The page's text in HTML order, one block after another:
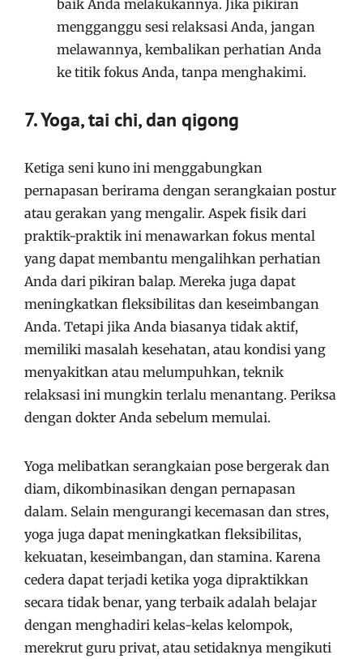
baik Anda melakukannya. Jika pikiran
mengganggu sesi relaksasi Anda, jangan
melawannya, kembalikan perhatian Anda
ke titik fokus Anda, tanpa menghakimi.
7. Yoga, tai chi, dan qigong
Ketiga seni kuno ini menggabungkan
pernapasan berirama dengan serangkaian postur
atau gerakan yang mengalir. Aspek fisik dari
praktik-praktik ini menawarkan fokus mental
yang dapat membantu mengalihkan perhatian
Anda dari pikiran balap. Mereka juga dapat
meningkatkan fleksibilitas dan keseimbangan
Anda. Tetapi jika Anda biasanya tidak aktif,
memiliki masalah kesehatan, atau kondisi yang
menyakitkan atau melumpuhkan, teknik
relaksasi ini mungkin terlalu menantang. Periksa
dengan dokter Anda sebelum memulai.
Yoga melibatkan serangkaian pose bergerak dan
diam, dikombinasikan dengan pernapasan
dalam. Selain mengurangi kecemasan dan stres,
yoga juga dapat meningkatkan fleksibilitas,
kekuatan, keseimbangan, dan stamina. Karena
cedera dapat terjadi ketika yoga dipraktikkan
secara tidak benar, yang terbaik adalah belajar
dengan menghadiri kelas-kelas kelompok,
merekrut guru privat, atau setidaknya mengikuti